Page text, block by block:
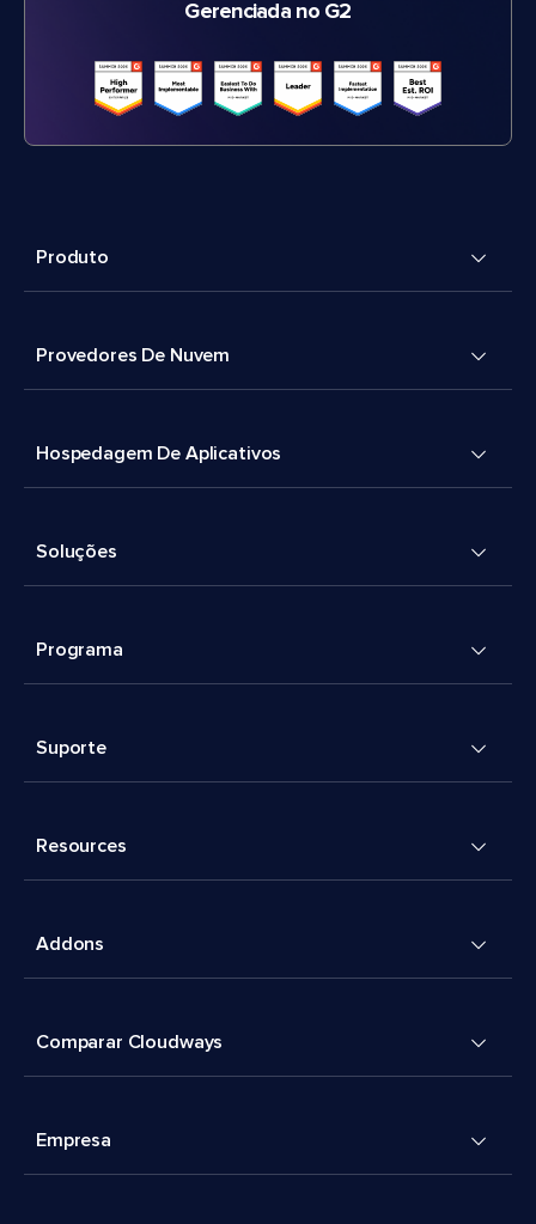
Gerenciada no G2
Produto
Provedores De Nuvem
Hospedagem De Aplicativos
Soluções
Programa
Suporte
Resources
Addons
Comparar Cloudways
Empresa